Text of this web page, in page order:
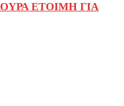
ΕΤΟΙΜΗ ΓΙΑ